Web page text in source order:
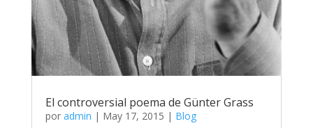
El controversial poema de Günter Grass
por admin | May 17, 2015 | Blog